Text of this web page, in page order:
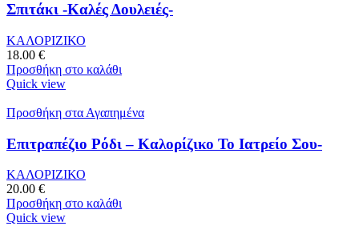
Σπιτάκι -Καλές Δουλειές-
ΚΑΛΟΡΙΖΙΚΟ
18.00 €
Προσθήκη στο καλάθι
Quick view
Προσθήκη στα Αγαπημένα
Επιτραπέζιο Ρόδι – Καλορίζικο Το Ιατρείο Σου-
ΚΑΛΟΡΙΖΙΚΟ
20.00 €
Προσθήκη στο καλάθι
Quick view